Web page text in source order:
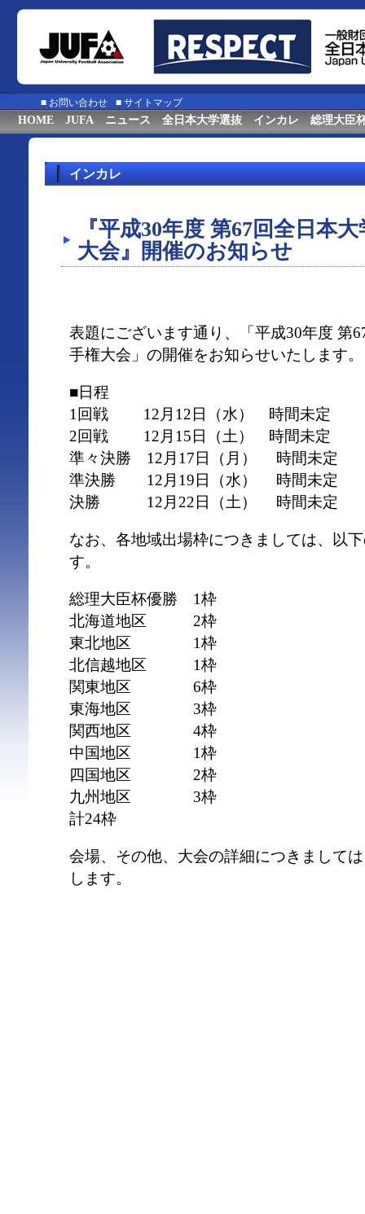
■ お問い合わせ ■ サイトマップ
HOME JUFA ニュース 全日本大学選抜 インカレ 総理大臣
インカレ
『平成30年度 第67回全日本
大会』開催のお知らせ
表題にございます通り、「平成30年度 第
手権大会」の開催をお知らせいたします。
■日程
1回戦 12月12日（水） 時間未定
2回戦 12月15日（土） 時間未定
準々決勝 12月17日（月） 時間未定
準決勝 12月19日（水） 時間未定
決勝 12月22日（土） 時間未定
なお、各地域出場枠につきましては、以
す。
総理大臣杯優勝 1枠
北海道地区 2枠
東北地区 1枠
北信越地区 1枠
関東地区 6枠
東海地区 3枠
関西地区 4枠
中国地区 1枠
四国地区 2枠
九州地区 3枠
計24枠
会場、その他、大会の詳細につきまして
します。